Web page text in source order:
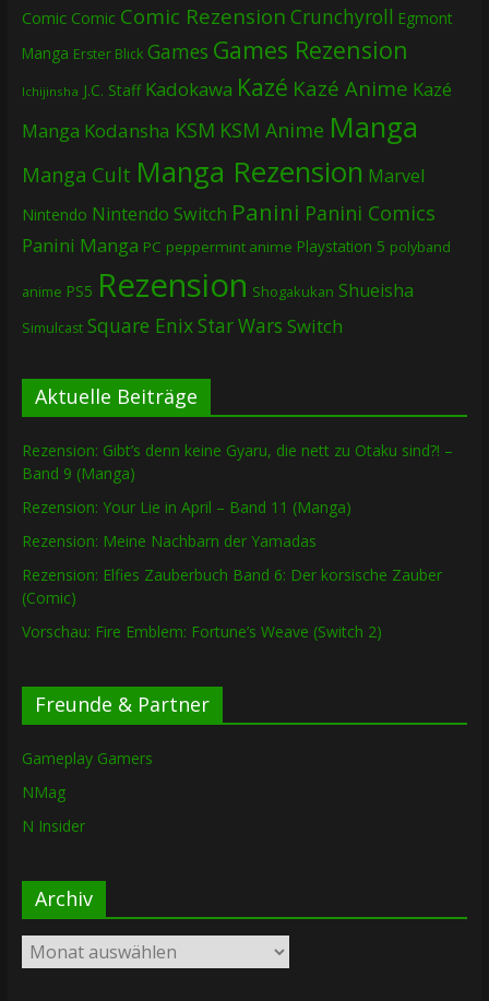
Comic Comic Comic Rezension Crunchyroll Egmont
Manga Erster Blick Games Games Rezension
Ichijinsha J.C. Staff Kadokawa Kazé Kazé Anime Kazé
Manga Kodansha KSM KSM Anime Manga
Manga Cult Manga Rezension Marvel
Nintendo Nintendo Switch Panini Panini Comics
Panini Manga PC peppermint anime Playstation 5 polyband
anime PS5 Rezension Shogakukan Shueisha
Simulcast Square EnixStar Wars Switch
Aktuelle Beiträge
Rezension: Gibt’s denn keine Gyaru, die nett zu Otaku sind?! –
Band 9 (Manga)
Rezension: Your Lie in April – Band 11 (Manga)
Rezension: Meine Nachbarn der Yamadas
Rezension: Elfies Zauberbuch Band 6: Der korsische Zauber
(Comic)
Vorschau: Fire Emblem: Fortune’s Weave (Switch 2)
Freunde & Partner
Gameplay Gamers
NMag
N Insider
Archiv
Archiv